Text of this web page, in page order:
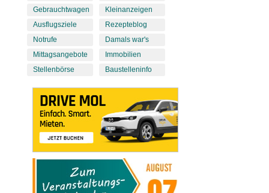
Gebrauchtwagen
Ausflugsziele
Notrufe
Mittagsangebote
Stellenbörse
Kleinanzeigen
Rezepteblog
Damals war's
Immobilien
Baustelleninfo